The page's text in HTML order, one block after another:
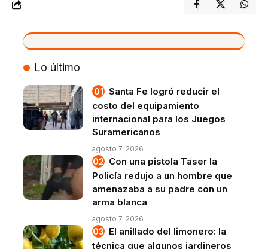
VIVO
Lo último
Santa Fe logró reducir el
costo del equipamiento
internacional para los Juegos
Suramericanos
agosto 7, 2026
Con una pistola Taser la
Policía redujo a un hombre que
amenazaba a su padre con un
arma blanca
agosto 7, 2026
El anillado del limonero: la
técnica que algunos jardineros